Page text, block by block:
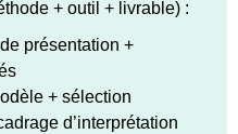
+ outil + livrable) :
présentation +
+ sélection
d’interprétation